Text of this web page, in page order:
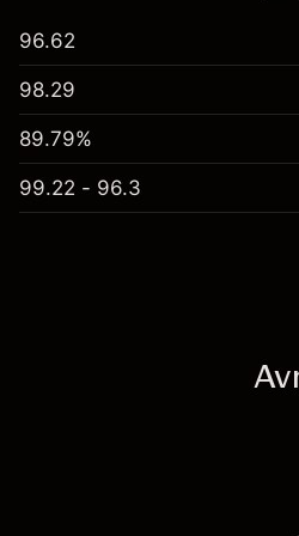
96.62
98.29
89.79%
96.3 - 99.22